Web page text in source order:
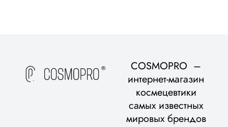
COSMOPRO –
интернет-магазин
космецевтики
самых известных
мировых брендов